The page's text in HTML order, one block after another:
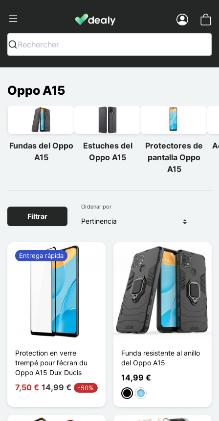
Dealy - Fundas y accesorios para
Rechercher
Oppo A15
Fundas del Oppo
A15
Estuches del
Oppo A15
Protectores de
pantalla Oppo
A15
Filtrar
Ordenar por
Protection en verre
trempé pour l’écran du
Oppo A15 Dux Ducis
7,50 € 14,99 € -50%
Entrega rápida
Funda resistente al anillo
del Oppo A15
14,99 €
NegroAzul claro